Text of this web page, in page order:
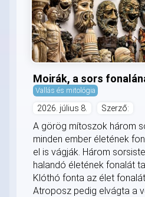
Moirák, a sors
Vallás és mitológia
2026. július 8. Szerző:
A görög mítoszok három
minden ember életének
el is vágják. Három
halandó életének fonalát
Klóthó fonta az élet
Atroposz pedig elvágta a